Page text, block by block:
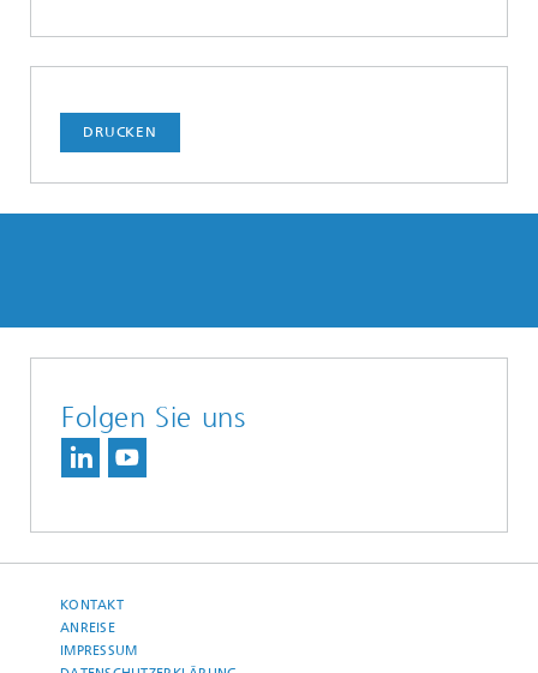
DRUCKEN
Folgen Sie uns
KONTAKT
ANREISE
IMPRESSUM